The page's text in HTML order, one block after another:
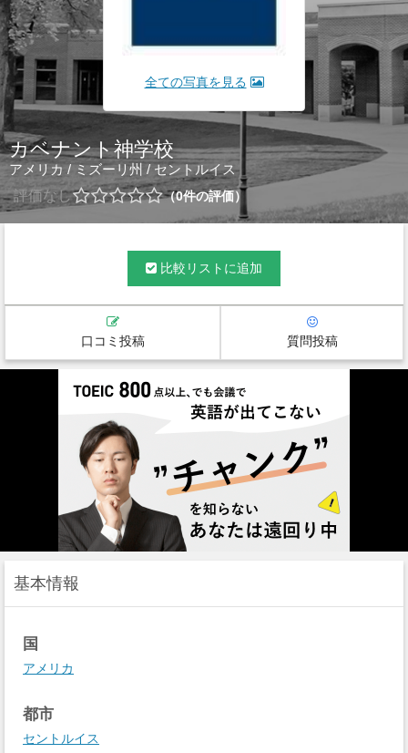
全ての写真を見る
カベナント神学校
アメリカ/ ミズーリ州 / セントルイス
評価なし
0件の評価
比較リストに追加
口コミ投稿 質問投稿
基本情報
国
アメリカ
都市
セントルイス